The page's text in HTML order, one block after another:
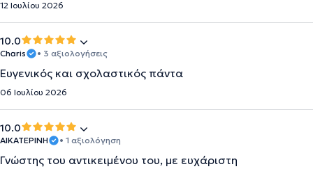
12 Ιουλίου 2026
10.0
Charis • 3 αξιολογήσεις
Ευγενικός και σχολαστικός πάντα
06 Ιουλίου 2026
10.0
ΑΙΚΑΤΕΡΙΝΗ • 1 αξιολόγηση
Γνώστης του αντικειμένου του, με ευχάριστη